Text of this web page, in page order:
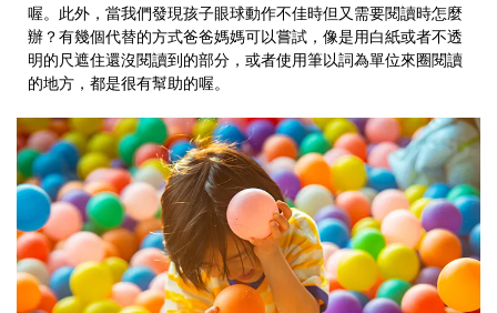
喔。此外，當我們發現孩子眼球動作不佳時但又需要閱讀時怎麼
辦？有幾個代替的方式爸爸媽媽可以嘗試，像是用白紙或者不透
明的尺遮住還沒閱讀到的部分，或者使用筆以詞為單位來圈閱讀
的地方，都是很有幫助的喔。